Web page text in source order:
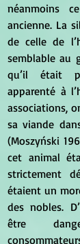
néanmoins
ancienne. La
de celle de
semblable au
qu’il était
apparenté à
associations,
sa viande
(Moszyński 1967 : 	574). En
cet animal
strictement
étaient un
des nobles.
être